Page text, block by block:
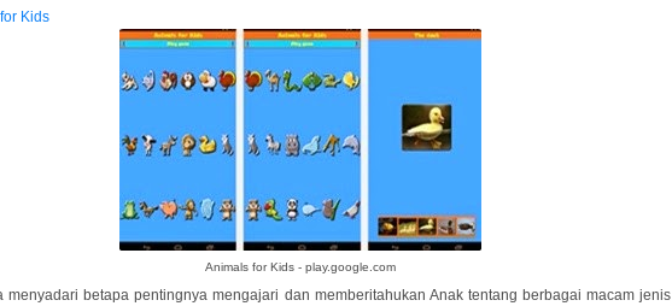
Kids
Animals for Kids - play.google.com
menyadari betapa pentingnya mengajari dan memberitahukan Anak tentang berbagai macam jenis